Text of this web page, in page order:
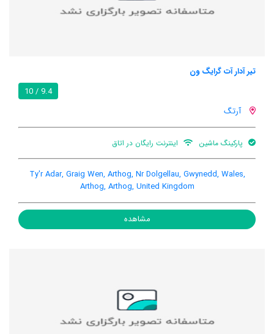
تیر آدار آت گرایگ ون
9.4 / 10
آرتگ
پارکینگ ماشین اینترنت رایگان در اتاق
Ty'r Adar, Graig Wen, Arthog, Nr Dolgellau, Gwynedd, Wales,
Arthog, Arthog, United Kingdom
مشاهده